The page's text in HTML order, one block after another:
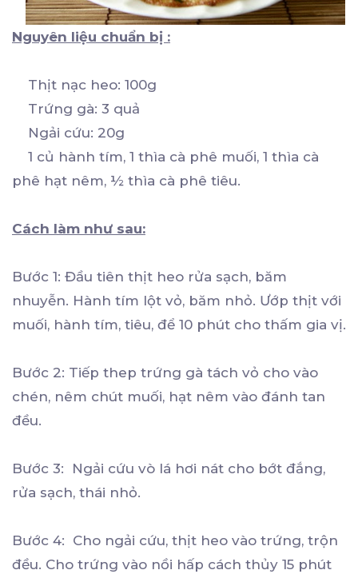
Nguyên liệu chuẩn bị :
Thịt nạc heo: 100g
Trứng gà: 3 quả
Ngải cứu: 20g
1 củ hành tím, 1 thìa cà phê muối, 1 thìa cà
phê hạt nêm, ½ thìa cà phê tiêu.
Cách làm như sau:
Bước 1: Đầu tiên thịt heo rửa sạch, băm
nhuyễn. Hành tím lột vỏ, băm nhỏ. Ướp thịt với
muối, hành tím, tiêu, để 10 phút cho thấm gia vị.
Bước 2: Tiếp thep trứng gà tách vỏ cho vào
chén, nêm chút muối, hạt nêm vào đánh tan
đều.
Bước 3: Ngải cứu vò lá hơi nát cho bớt đắng,
rửa sạch, thái nhỏ.
Bước 4: Cho ngải cứu, thịt heo vào trứng, trộn
đều. Cho trứng vào nồi hấp cách thủy 15 phút